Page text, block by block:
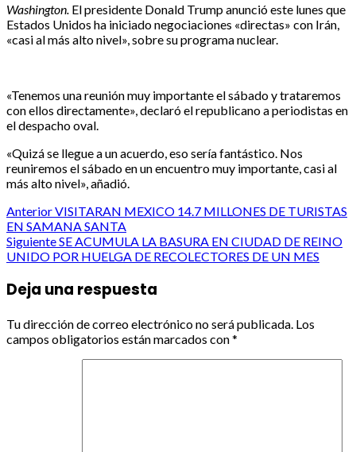
Washington. El presidente Donald Trump anunció este lunes que
Estados Unidos ha iniciado negociaciones «directas» con Irán,
«casi al más alto nivel», sobre su programa nuclear.
«Tenemos una reunión muy importante el sábado y trataremos
con ellos directamente», declaró el republicano a periodistas en
el despacho oval.
«Quizá se llegue a un acuerdo, eso sería fantástico. Nos
reuniremos el sábado en un encuentro muy importante, casi al
más alto nivel», añadió.
Post
navigation
AnteriorVISITARAN MEXICO 14.7 MILLONES DE TURISTAS
EN SAMANA SANTA
SiguienteSE ACUMULA LA BASURA EN CIUDAD DE REINO
UNIDO POR HUELGA DE RECOLECTORES DE UN MES
Deja una respuesta
Tu dirección de correo electrónico no será publicada. Los
campos obligatorios están marcados con*